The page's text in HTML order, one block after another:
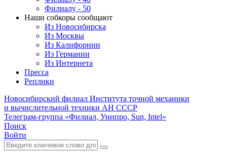
Филиалу - 50
Наши собкоры сообщают
Из Новосибирска
Из Москвы
Из Калифорнии
Из Германии
Из Интернета
Пресса
Реплики
Новосибирский филиал Института точной механики
и вычислительной техники АН СССР
Телеграм-группа «Филиал, Унипро, Sun, Intel»
Поиск
Войти